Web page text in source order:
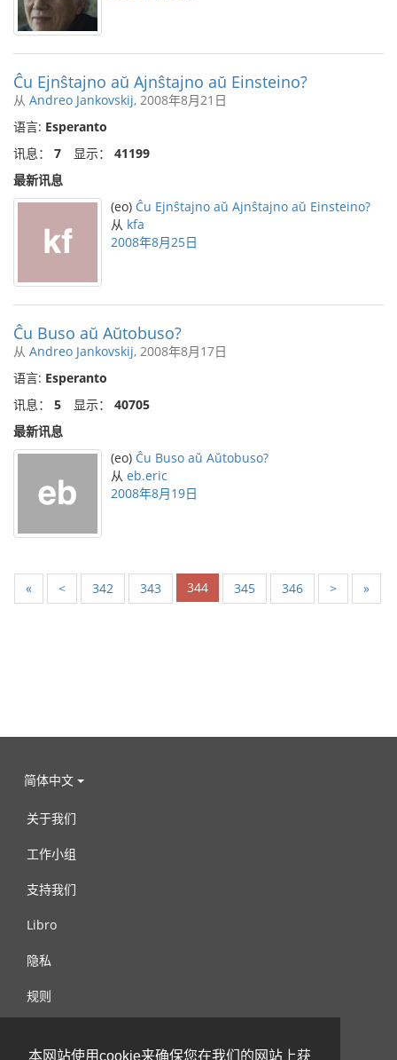
本网站使用cookie来确保您在我们的网站上获
Ĉu Ejnŝtajno aŭ Ajnŝtajno aŭ Einsteino?
从 Andreo Jankovskij, 2008年8月21日
语言: Esperanto
讯息： 7 显示： 41199
最新讯息
(eo) Ĉu Ejnŝtajno aŭ Ajnŝtajno aŭ Einsteino?
从 kfa
2008年8月25日
Ĉu Buso aŭ Aŭtobuso?
从 Andreo Jankovskij, 2008年8月17日
语言: Esperanto
讯息： 5 显示： 40705
最新讯息
(eo) Ĉu Buso aŭ Aŭtobuso?
从 eb.eric
2008年8月19日
« < 342 343 344 345 346 > »
简体中文
关于我们
工作小组
支持我们
Libro
隐私
规则